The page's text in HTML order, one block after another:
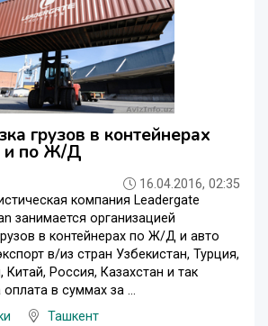
грузов в контейнерах
и по Ж/Д
16.04.2016, 02:35
компания Leadergate
занимается организацией
в контейнерах по Ж/Д и авто
в/из стран Узбекистан, Турция,
Россия, Казахстан и так
в суммах за ...
Ташкент